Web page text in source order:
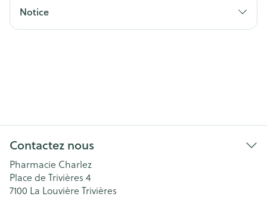
Notice
Contactez nous
Pharmacie Charlez
Place de Trivières 4
7100 La Louvière Trivières